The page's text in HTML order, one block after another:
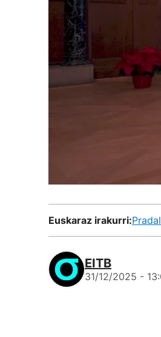
Euskaraz irakurri:
EITB
31/12/2025 -